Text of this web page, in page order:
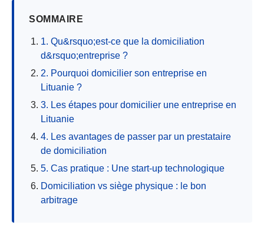
SOMMAIRE
1. Qu&rsquo;est-ce que la domiciliation
d&rsquo;entreprise ?
2. Pourquoi domicilier son entreprise en
Lituanie ?
3. Les étapes pour domicilier une entreprise en
Lituanie
4. Les avantages de passer par un prestataire
de domiciliation
5. Cas pratique : Une start-up technologique
Domiciliation vs siège physique : le bon
arbitrage